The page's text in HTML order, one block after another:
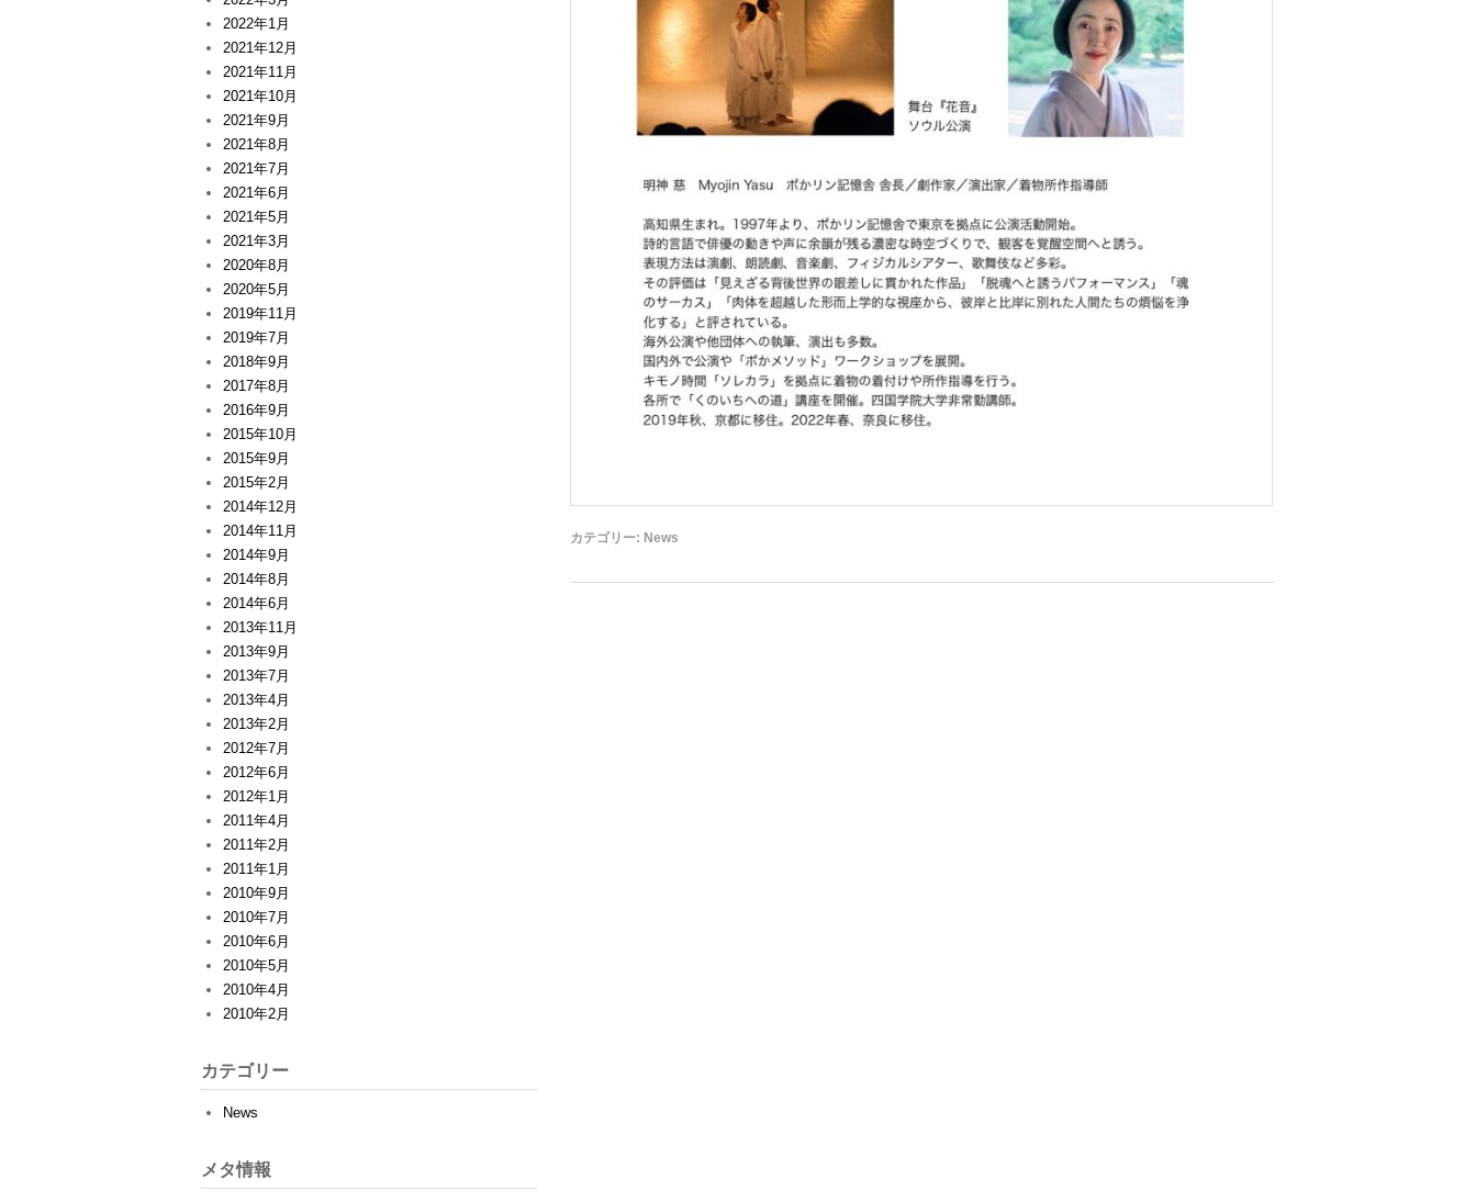
カテゴリー: News
2022年1月
2021年12月
2021年11月
2021年10月
2021年9月
2021年8月
2021年7月
2021年6月
2021年5月
2021年3月
2020年8月
2020年5月
2019年11月
2019年7月
2018年9月
2017年8月
2016年9月
2015年10月
2015年9月
2015年2月
2014年12月
2014年11月
2014年9月
2014年8月
2014年6月
2013年11月
2013年9月
2013年7月
2013年4月
2013年2月
2012年7月
2012年6月
2012年1月
2011年4月
2011年2月
2011年1月
2010年9月
2010年7月
2010年6月
2010年5月
2010年4月
2010年2月
カテゴリー
News
メタ情報